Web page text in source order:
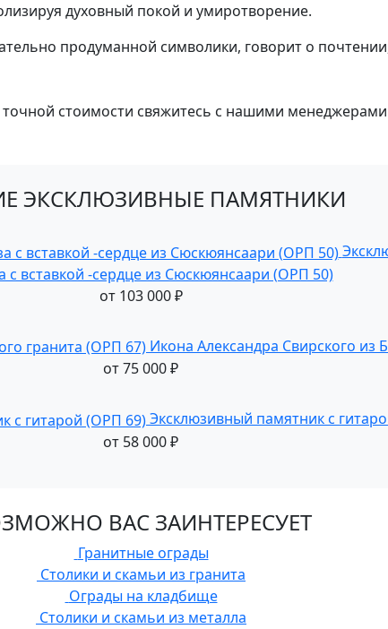
духовный покой и умиротворение.
продуманной символики, говорит о
стоимости свяжитесь с нашими
ЭКСКЛЮЗИВНЫЕ ПАМЯТНИКИ
с вставкой -сердце из Сюскюянсаари (ОРП 50)
от 103 000₽
Икона Александра Свирского из
от75 000₽
Эксклюзивный памятник с
от 58 000₽
ВАС ЗАИНТЕРЕСУЕТ
Гранитные ограды
Столики и скамьи из гранита
Ограды на кладбище
Столики и скамьи из металла